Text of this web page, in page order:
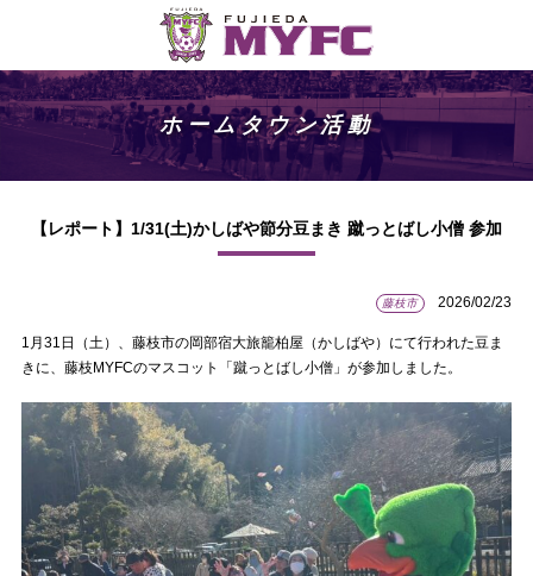
ホームタウン活動
【レポート】1/31(土)かしばや節分豆まき 蹴っとばし小僧 参加
藤枝市 2026/02/23
1月31日（土）、藤枝市の岡部宿大旅籠柏屋（かしばや）にて行われた豆ま
きに、藤枝MYFCのマスコット「蹴っとばし小僧」が参加しました。